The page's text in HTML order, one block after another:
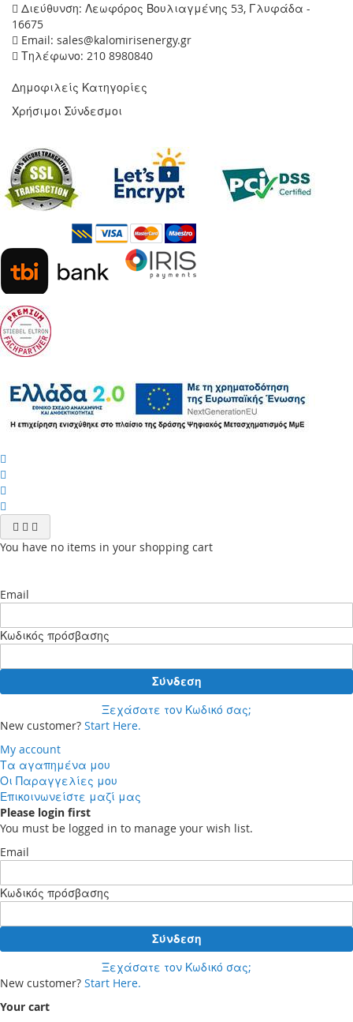
Διεύθυνση: Λεωφόρος Βουλιαγμένης 53, Γλυφάδα -
16675
Email: sales@kalomirisenergy.gr
Τηλέφωνο: 210 8980840
Δημοφιλείς Κατηγορίες
Χρήσιμοι Σύνδεσμοι
You have no items in your shopping cart
Email
Κωδικός πρόσβασης
Σύνδεση
Ξεχάσατε τον Κωδικό σας;
New customer? Start Here.
My account
Τα αγαπημένα μου
Οι Παραγγελίες μου
Επικοινωνείστε μαζί μας
Please login first
You must be logged in to manage your wish list.
Email
Κωδικός πρόσβασης
Σύνδεση
Ξεχάσατε τον Κωδικό σας;
New customer? Start Here.
Your cart